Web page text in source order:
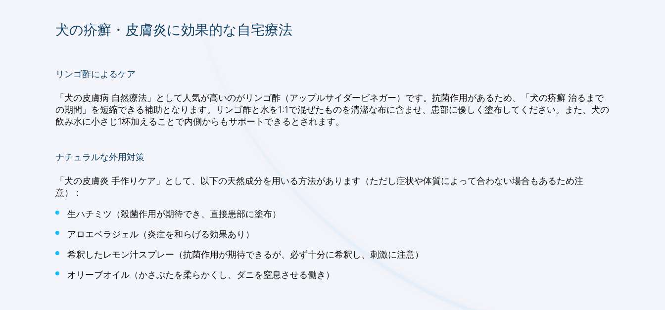
犬の疥癬・皮膚炎に効果的な自宅療法
リンゴ酢によるケア
「犬の皮膚病 自然療法」として人気が高いのがリンゴ酢（アップルサイダービネガー）です。抗菌作用があるため、「犬の疥癬 治るまで
の期間」を短縮できる補助となります。リンゴ酢と水を1:1で混ぜたものを清潔な布に含ませ、患部に優しく塗布してください。また、犬の
飲み水に小さじ1杯加えることで内側からもサポートできるとされます。
ナチュラルな外用対策
「犬の皮膚炎 手作りケア」として、以下の天然成分を用いる方法があります（ただし症状や体質によって合わない場合もあるため注
意）：
生ハチミツ（殺菌作用が期待でき、直接患部に塗布）
アロエベラジェル（炎症を和らげる効果あり）
希釈したレモン汁スプレー（抗菌作用が期待できるが、必ず十分に希釈し、刺激に注意）
オリーブオイル（かさぶたを柔らかくし、ダニを窒息させる働き）